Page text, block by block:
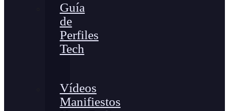
Guía
de
Perfiles
Tech
Vídeos
Manifiestos